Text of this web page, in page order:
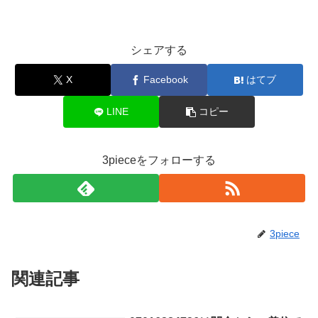
シェアする
X Facebook はてブ
LINE コピー
3pieceをフォローする
3piece
関連記事